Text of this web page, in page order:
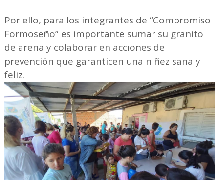
Por ello, para los integrantes de “Compromiso
Formoseño” es importante sumar su granito
de arena y colaborar en acciones de
prevención que garanticen una niñez sana y
feliz.